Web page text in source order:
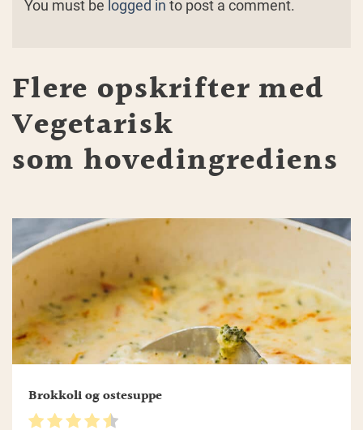
You must be logged in to post a comment.
Flere opskrifter med
Vegetarisk
som hovedingrediens
Brokkoli og ostesuppe